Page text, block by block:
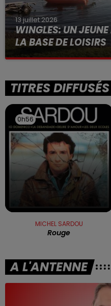
13 juillet 2026
WINGLES: UN
LA BASE DE LOISIRS
La victime a coulé à pic
TITRES DIFFUSÉS
0h56
0h56
MICHEL SARDOU
Rouge
A L'ANTENNE